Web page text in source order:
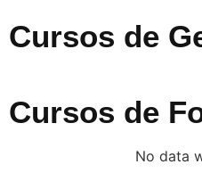
Cursos de
Cursos de
No data